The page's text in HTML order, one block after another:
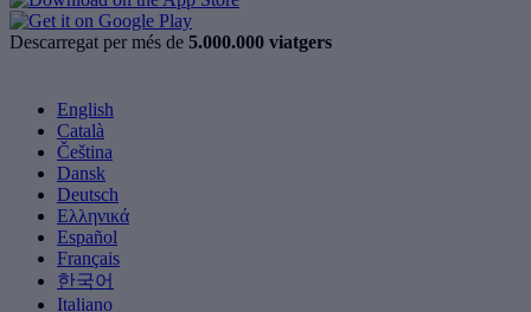
Descarregat per més de 5.000.000 viatgers
English
Català
Čeština
Dansk
Deutsch
Ελληνικά
Español
Français
한국어
Italiano